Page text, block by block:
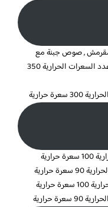
مقرمش , صوص جبنة مع
تشكيلة من الصوصات بسعر 17 ريال سعودي، عدد السعرات الحرارية 350